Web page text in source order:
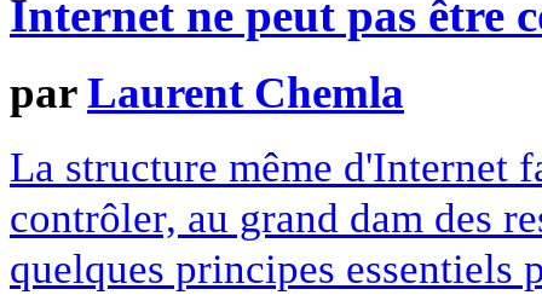
Internet ne peut pas être
parLaurent Chemla
La structure même d'Internet
contrôler, au grand dam des
quelques principes essentiels